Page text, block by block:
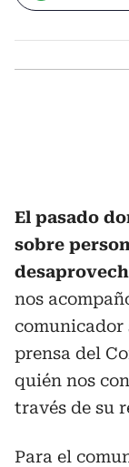
El pasado
sobre
nos
comunicador
prensa del
quién nos
través de su
Para el